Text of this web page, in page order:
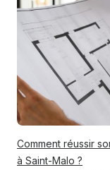
Comment réussir
à Saint-Malo ?